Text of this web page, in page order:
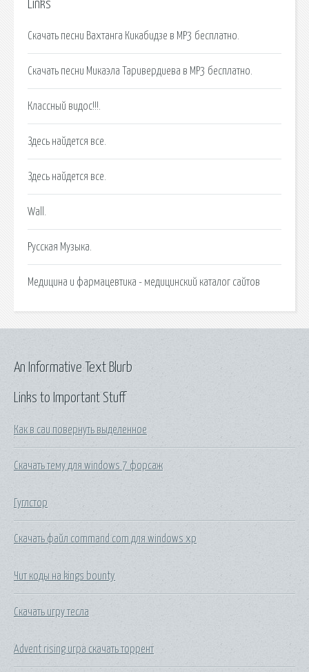
Links
Скачать песни Вахтанга Кикабидзе в MP3 бесплатно.
Скачать песни Микаэла Таривердиева в MP3 бесплатно.
Классный видос!!!.
Здесь найдется все.
Здесь найдется все.
Wall.
Русская Музыка.
Медицина и фармацевтика - медицинский каталог сайтов
Links to Important Stuff
Как в саи повернуть выделенное
Скачать тему для windows 7 форсаж
Гуглстор
Скачать файл command com для windows xp
Чит коды на kings bounty
Скачать игру тесла
Advent rising игра скачать торрент
An Informative Text Blurb